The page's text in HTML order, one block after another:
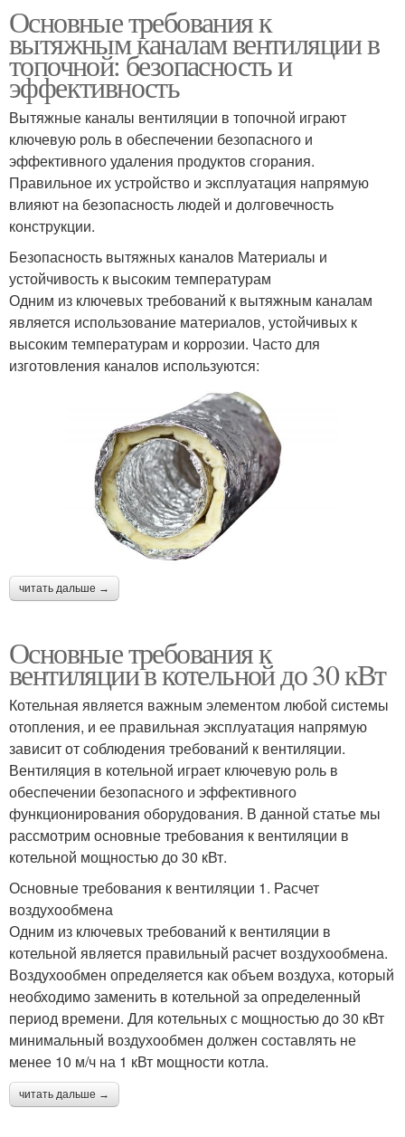
Основные требования к
вытяжным каналам вентиляции в
топочной: безопасность и
эффективность
Вытяжные каналы вентиляции в топочной играют
ключевую роль в обеспечении безопасного и
эффективного удаления продуктов сгорания.
Правильное их устройство и эксплуатация напрямую
влияют на безопасность людей и долговечность
конструкции.
Безопасность вытяжных каналов Материалы и
устойчивость к высоким температурам
Одним из ключевых требований к вытяжным каналам
является использование материалов, устойчивых к
высоким температурам и коррозии. Часто для
изготовления каналов используются:
читать дальше →
Основные требования к
вентиляции в котельной до 30 кВт
Котельная является важным элементом любой системы
отопления, и ее правильная эксплуатация напрямую
зависит от соблюдения требований к вентиляции.
Вентиляция в котельной играет ключевую роль в
обеспечении безопасного и эффективного
функционирования оборудования. В данной статье мы
рассмотрим основные требования к вентиляции в
котельной мощностью до 30 кВт.
Основные требования к вентиляции 1. Расчет
воздухообмена
Одним из ключевых требований к вентиляции в
котельной является правильный расчет воздухообмена.
Воздухообмен определяется как объем воздуха, который
необходимо заменить в котельной за определенный
период времени. Для котельных с мощностью до 30 кВт
минимальный воздухообмен должен составлять не
менее 10 м/ч на 1 кВт мощности котла.
читать дальше →